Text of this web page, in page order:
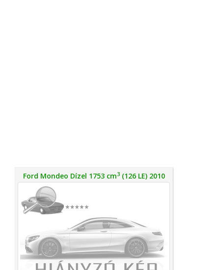
Ford Mondeo Dízel 1753 cm3(126 LE) 2010